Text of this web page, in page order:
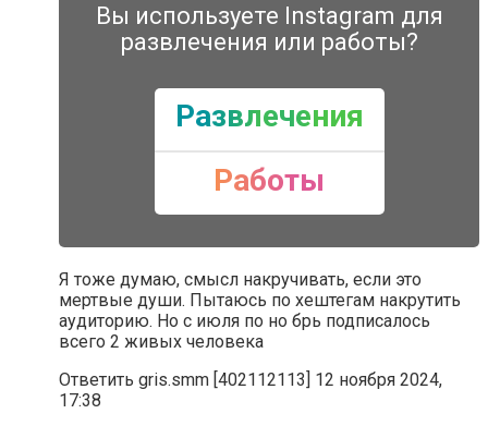
Вы используете Instagram для
развлечения или работы?
Развлечения
Работы
Я тоже думаю, смысл накручивать, если это
мертвые души. Пытаюсь по хештегам накрутить
аудиторию. Но с июля по но брь подписалось
всего 2 живых человека
Ответить gris.smm [402112113] 12 ноября 2024,
17:38